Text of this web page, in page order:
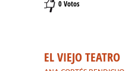
0 Votos
EL VIEJO TEATRO